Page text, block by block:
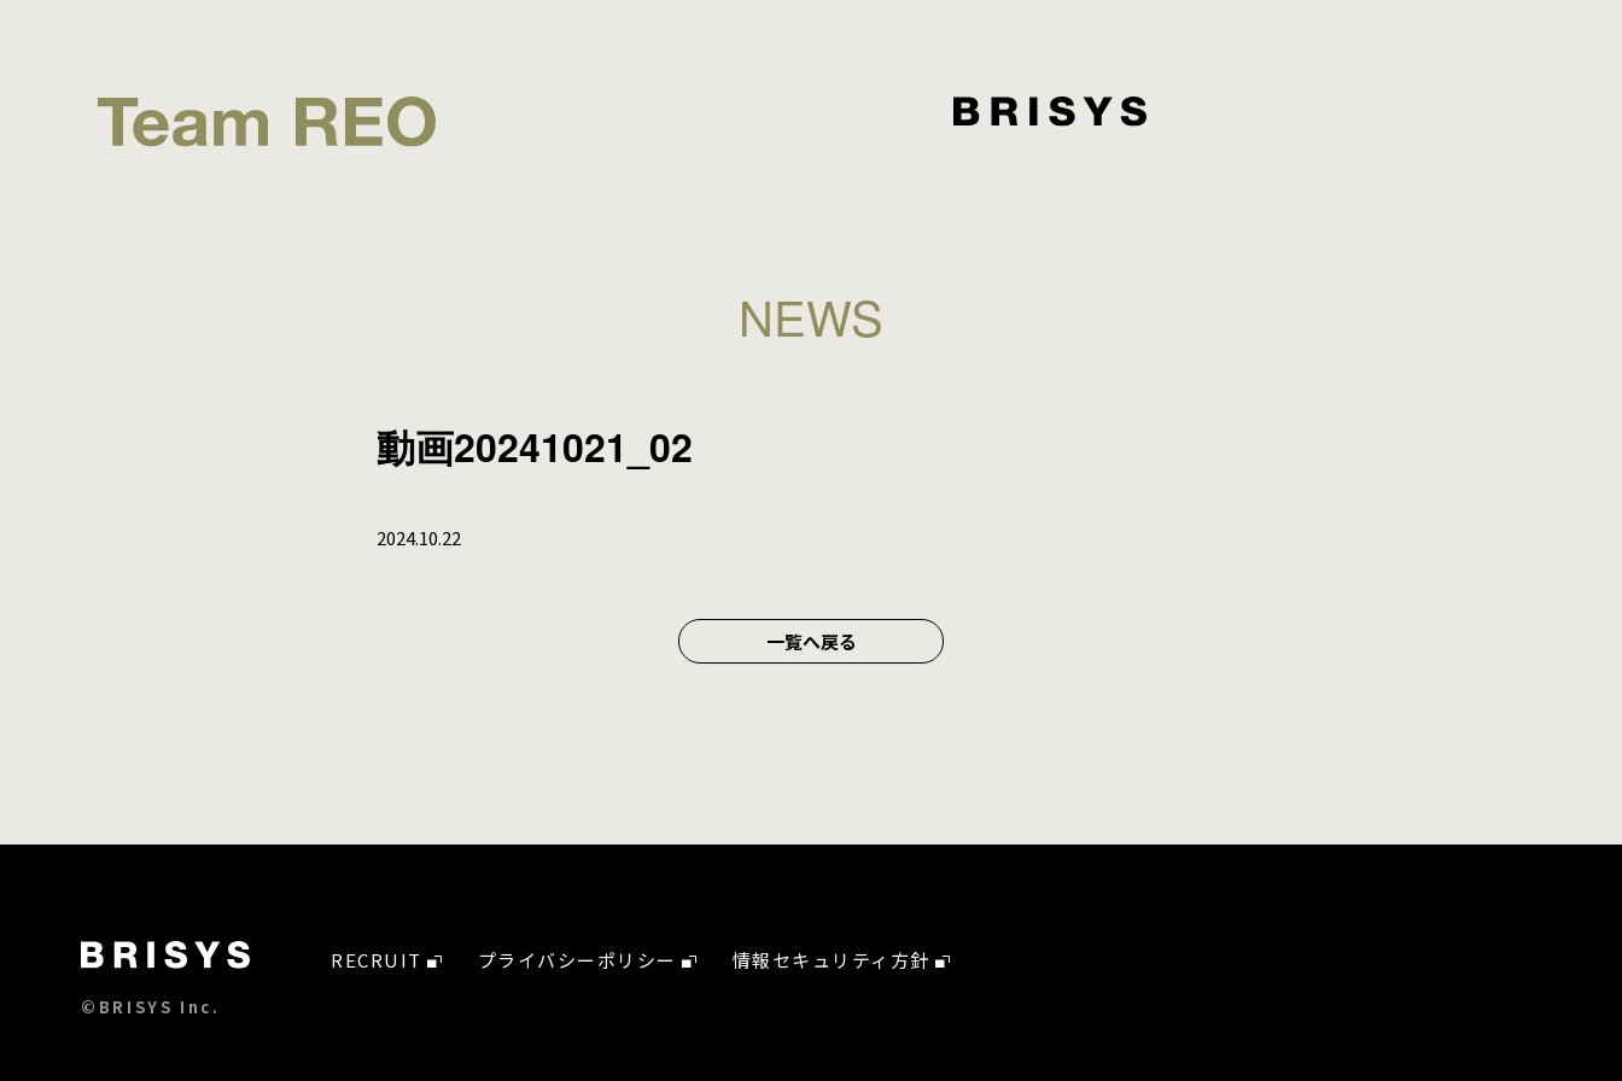
NEWS
動画20241021_02
2024.10.22
一覧へ戻る
RECRUIT プライバシーポリシー 情報セキュリティ方針
©BRISYS Inc.